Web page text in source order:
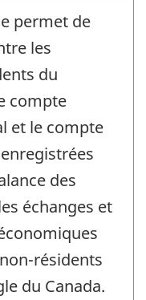
permet de
les
du
compte
et le compte
des
échanges et
résidents
du Canada.